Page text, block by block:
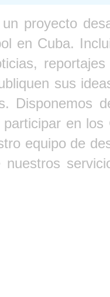
proyecto
en Cuba.
sus
Disponemos
en
equipo de
nuestros